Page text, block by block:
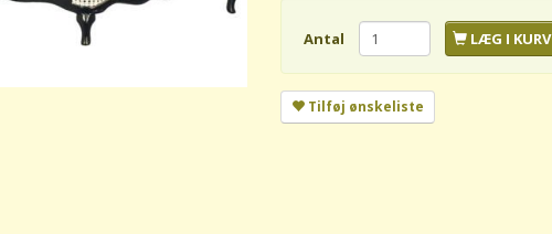
Antal LÆG I KURV
Tilføj ønskeliste